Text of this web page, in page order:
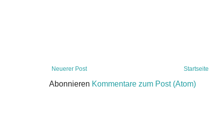
Neuerer Post Startseite
Abonnieren Kommentare zum Post (Atom)